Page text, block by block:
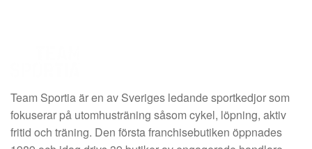
Team Sportia är en av Sveriges ledande sportkedjor som
fokuserar på utomhusträning såsom cykel, löpning, aktiv
fritid och träning. Den första franchisebutiken öppnades